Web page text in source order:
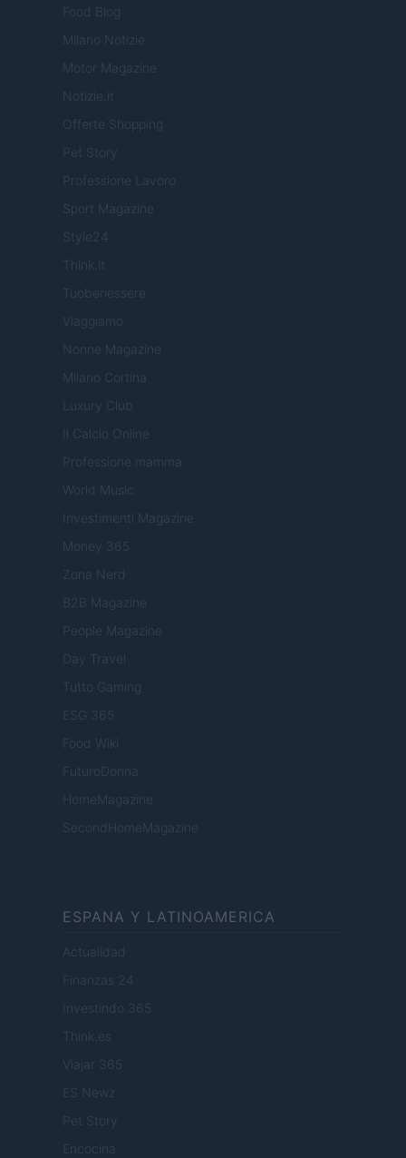
Food Blog
Milano Notizie
Motor Magazine
Notizie.it
Offerte Shopping
Pet Story
Professione Lavoro
Sport Magazine
Style24
Think.it
Tuobenessere
Viaggiamo
Nonne Magazine
Milano Cortina
Luxury Club
Il Calcio Online
Professione mamma
World Music
Investimenti Magazine
Money 365
Zona Nerd
B2B Magazine
People Magazine
Day Travel
Tutto Gaming
ESG 365
Food Wiki
FuturoDonna
HomeMagazine
SecondHomeMagazine
ESPANA Y LATINOAMERICA
Actualidad
Finanzas 24
Investindo 365
Think.es
Viajar 365
ES Newz
Pet Story
Encocina